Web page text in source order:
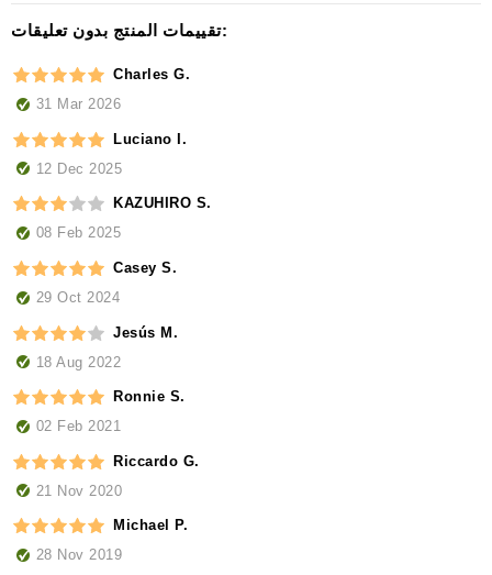
تقييمات المنتج بدون تعليقات:
Charles G.
31 Mar 2026
Luciano I.
12 Dec 2025
KAZUHIRO S.
08 Feb 2025
Casey S.
29 Oct 2024
Jesús M.
18 Aug 2022
Ronnie S.
02 Feb 2021
Riccardo G.
21 Nov 2020
Michael P.
28 Nov 2019